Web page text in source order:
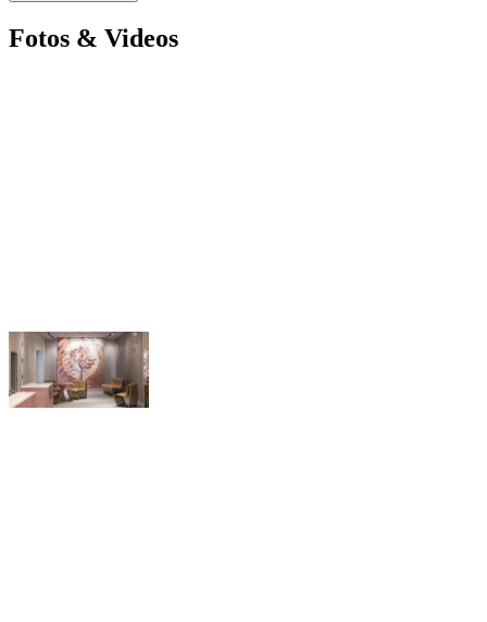
Fotos & Videos